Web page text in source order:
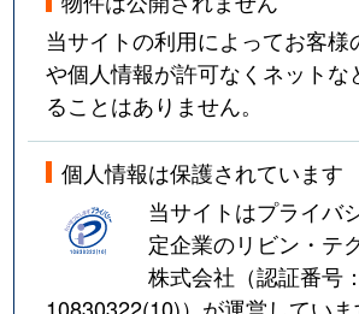
当サイトの利用によってお客様
や個人情報が許可なくネットな
ることはありません。
個人情報は保護されています
当サイトはプライバ
定企業のリビン・テ
株式会社（認証番号：
10830322(10)）が運営していま